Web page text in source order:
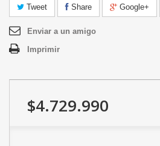
Tweet Share Google+
Enviar a un amigo
Imprimir
$4.729.990